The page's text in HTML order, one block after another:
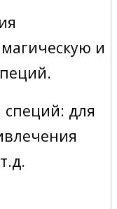
и
специй: для